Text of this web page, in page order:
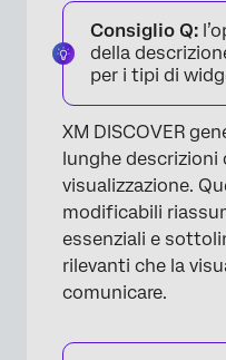
Consiglio Q:
della
per i tipi di
XM DISCOVER
lunghe
visualizzazione.
modificabili
essenziali e
rilevanti che la
comunicare.